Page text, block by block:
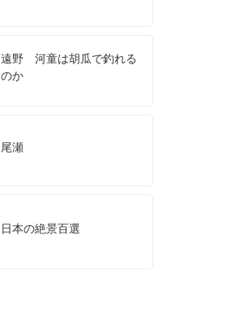
遠野 河童は胡瓜で釣れる
のか
尾瀬
日本の絶景百選